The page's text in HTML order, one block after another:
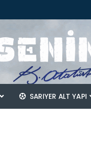
SARIYER ALT YAPI